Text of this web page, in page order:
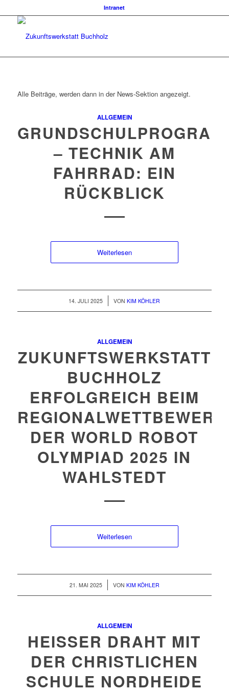
Intranet
Alle Beiträge, werden dann in der News-Sektion angezeigt.
ALLGEMEIN
– TECHNIK AM
FAHRRAD: EIN
RÜCKBLICK
Weiterlesen
14. JULI 2025 VONKIM KÖHLER
ALLGEMEIN
ZUKUNFTSWERKSTATT
BUCHHOLZ
ERFOLGREICH BEIM
REGIONALWETTBEWERB
DER WORLD ROBOT
OLYMPIAD 2025 IN
WAHLSTEDT
Weiterlesen
21. MAI 2025 VON KIM KÖHLER
ALLGEMEIN
HEISSER DRAHT MIT D
ER CHRISTLICHEN S
CHULE NORDHEIDE